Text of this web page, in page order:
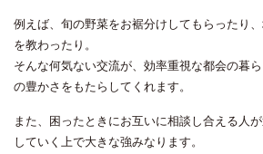
例えば、旬の野菜をお裾分けしてもらったり
を教わったり。
そんな何気ない交流が、効率重視な都会の暮
の豊かさをもたらしてくれます。
また、困ったときにお互いに相談し合える人
していく上で大きな強みなります。